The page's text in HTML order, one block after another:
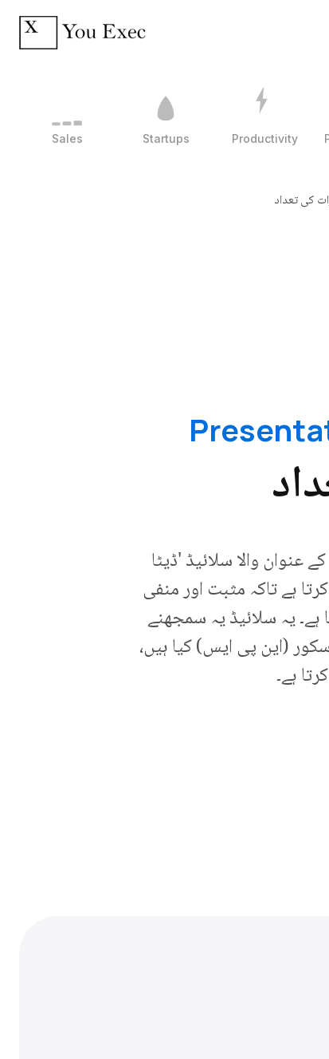
Sales Startups Productivity
کی تعداد
والا سلائیڈ 'ڈیٹا
کرتا ہے تاکہ مثبت اور منفی
یہ سلائیڈ یہ سمجھنے
(این پی ایس) کیا ہیں،
ہے۔